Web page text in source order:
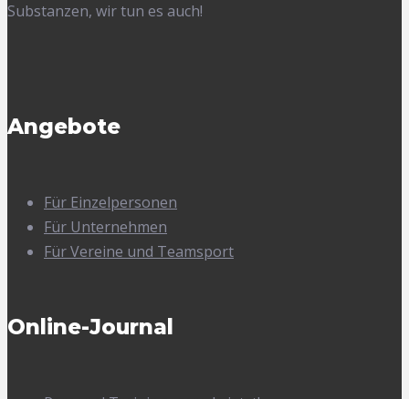
Substanzen, wir tun es auch!
Angebote
Für Einzelpersonen
Für Unternehmen
Für Vereine und Teamsport
Online-Journal